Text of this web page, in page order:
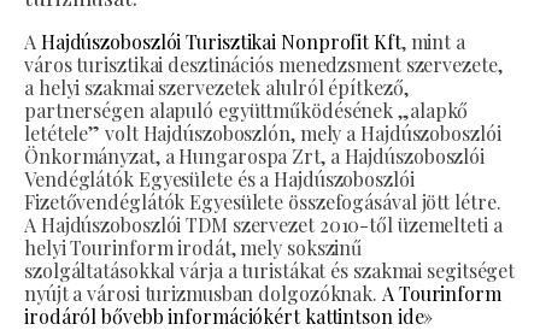
A Hajdúszoboszlói Turisztikai Nonprofit Kft, mint a
város turisztikai desztinációs menedzsment szervezete,
a helyi szakmai szervezetek alulról építkező,
partnerségen alapuló együttműködésének „alapkő
letétele” volt Hajdúszoboszlón, mely a Hajdúszoboszlói
Önkormányzat, a Hungarospa Zrt, a Hajdúszoboszlói
Vendéglátók Egyesülete és a Hajdúszoboszlói
Fizetővendéglátók Egyesülete összefogásával jött létre.
A Hajdúszoboszlói TDM szervezet 2010-től üzemelteti a
helyi Tourinform irodát, mely sokszinű
szolgáltatásokkal várja a turistákat és szakmai segitséget
nyújt a városi turizmusban dolgozóknak. A Tourinform
irodáról bővebb információkért kattintson ide»